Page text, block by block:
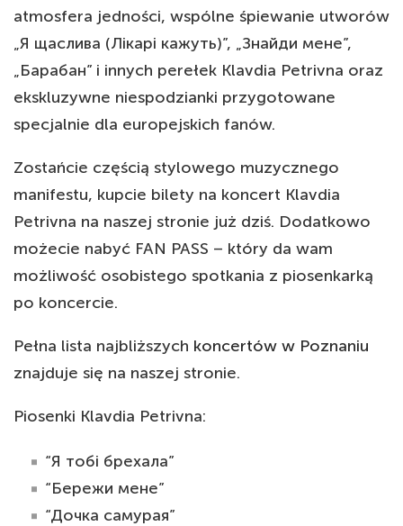
atmosfera jedności, wspólne śpiewanie utworów
„Я щаслива (Лікарі кажуть)”, „Знайди мене”,
„Барабан” i innych perełek Klavdia Petrivna oraz
ekskluzywne niespodzianki przygotowane
specjalnie dla europejskich fanów.
Zostańcie częścią stylowego muzycznego
manifestu, kupcie bilety na koncert Klavdia
Petrivna na naszej stronie już dziś. Dodatkowo
możecie nabyć FAN PASS – który da wam
możliwość osobistego spotkania z piosenkarką
po koncercie.
Pełna lista najbliższych koncertów w Poznaniu
znajduje się na naszej stronie.
Piosenki Klavdia Petrivna:
“Я тобі брехала”
“Бережи мене”
“Дочка самурая”